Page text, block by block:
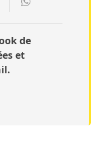
de
et